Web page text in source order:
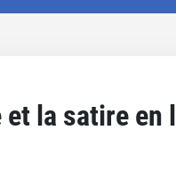
et la satire